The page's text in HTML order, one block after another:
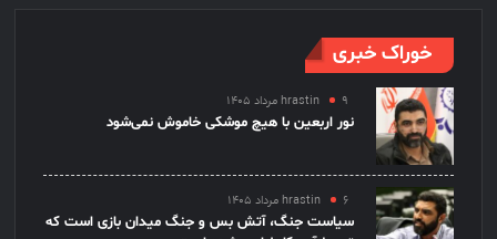
خوراک خبری
hrastin ۹ مرداد ۱۴۰۵
نور اربعین با هیچ موشکی خاموش نمی‌شود
hrastin ۶ مرداد ۱۴۰۵
سیاست جنگ، آتش بس و جنگ میدان بازی است که